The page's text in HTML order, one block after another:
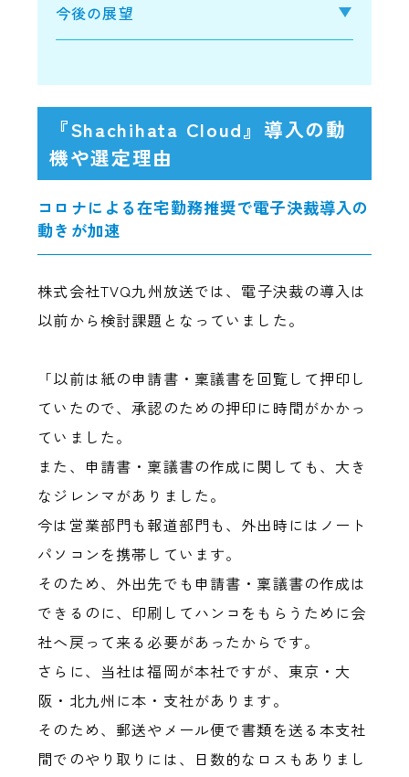
今後の展望
『Shachihata Cloud』導入の動
機や選定理由
コロナによる在宅勤務推奨で電子決裁導入の
動きが加速
株式会社TVQ九州放送では、電子決裁の導入は
以前から検討課題となっていました。
「以前は紙の申請書・稟議書を回覧して押印し
ていたので、承認のための押印に時間がかかっ
ていました。
また、申請書・稟議書の作成に関しても、大き
なジレンマがありました。
今は営業部門も報道部門も、外出時にはノート
パソコンを携帯しています。
そのため、外出先でも申請書・稟議書の作成は
できるのに、印刷してハンコをもらうために会
社へ戻って来る必要があったからです。
さらに、当社は福岡が本社ですが、東京・大
阪・北九州に本・支社があります。
そのため、郵送やメール便で書類を送る本支社
間でのやり取りには、日数的なロスもありまし